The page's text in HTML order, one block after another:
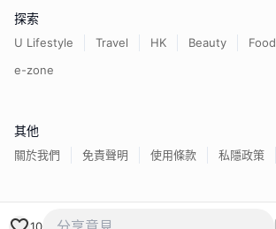
10
探索
U Lifestyle Travel HK Beauty Food
e-zone
其他
關於我們 免責聲明 使用條款 私隱政策
香港經濟日報版權所有©